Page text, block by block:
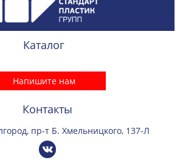
Каталог
Напишите нам
Контакты
пр-т Б. Хмельницкого, 137-Л